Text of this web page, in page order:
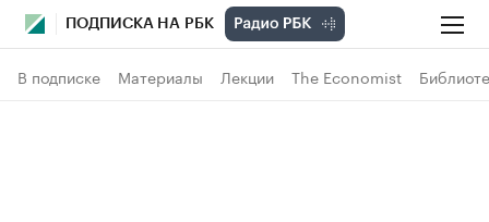
ПОДПИСКА НА РБК
В подписке Материалы Лекции The Economist